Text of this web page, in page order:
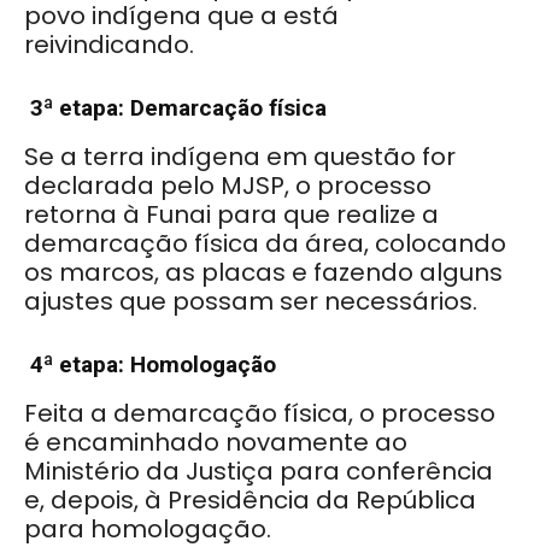
povo indígena que a está
reivindicando.
3ª etapa: Demarcação física
Se a terra indígena em questão for
declarada pelo MJSP, o processo
retorna à Funai para que realize a
demarcação física da área, colocando
os marcos, as placas e fazendo alguns
ajustes que possam ser necessários.
4ª etapa: Homologação
Feita a demarcação física, o processo
é encaminhado novamente ao
Ministério da Justiça para conferência
e, depois, à Presidência da República
para homologação.